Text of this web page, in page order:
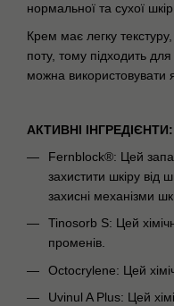
нормальної та сухої
Крем має легку
поту, тому підходить
можна використовувати
АКТИВНІ ІНГРЕДІЄНТИ:
Fernblock®: Цей
захистити шкіру від
захисні механізми
Tinosorb S: Цей
променів.
Octocrylene: Цей
Uvinul A Plus: Цей